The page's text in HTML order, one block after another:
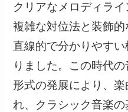
クリアなメロディラ
複雑な対位法と装飾
直線的で分かりやす
りました。この時代
形式の発展により、
れ、クラシック音楽の